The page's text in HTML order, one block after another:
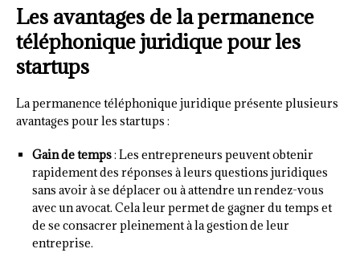
Les avantages de la permanence
téléphonique juridique pour les
startups
La permanence téléphonique juridique présente plusieurs
avantages pour les startups :
Gain de temps: Les entrepreneurs peuvent obtenir
rapidement des réponses à leurs questions juridiques
sans avoir à se déplacer ou à attendre un rendez-vous
avec un avocat. Cela leur permet de gagner du temps et
de se consacrer pleinement à la gestion de leur
entreprise.